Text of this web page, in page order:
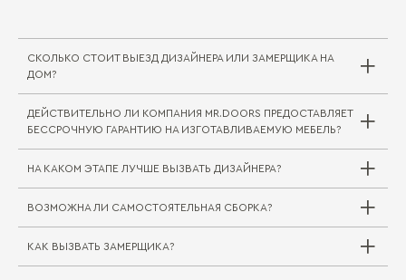
СКОЛЬКО СТОИТ ВЫЕЗД ДИЗАЙНЕРА ИЛИ ЗАМЕРЩИКА НА
ДОМ?
Выезд дизайнера/замерщика в компании
требуется выехать на отдаленное расстояние
за пределы города или в другой город/
регион, может взиматься плата за проезд
специалиста. Сама услуга замера при этом
бесплатна.
ДЕЙСТВИТЕЛЬНО ЛИ КОМПАНИЯ MR.DOORS ПРЕДОСТАВЛЯЕТ
БЕССРОЧНУЮ ГАРАНТИЮ НА ИЗГОТАВЛИВАЕМУЮ МЕБЕЛЬ?
Совершенно верно. На мебельные комплекты
для жилой и кухонной зоны Mr.Doors
предоставляется бессрочная гарантия.
Подробнее об этом вы можете прочитать
НА КАКОМ ЭТАПЕ ЛУЧШЕ ВЫЗВАТЬ ДИЗАЙНЕРА?
Вызвать дизайнера можно на любом этапе
строительных работ, но следует учитывать
ВОЗМОЖНА ЛИ САМОСТОЯТЕЛЬНАЯ СБОРКА?
Самостоятельная сборка (как и доставка) не
КАК ВЫЗВАТЬ ЗАМЕРЩИКА?